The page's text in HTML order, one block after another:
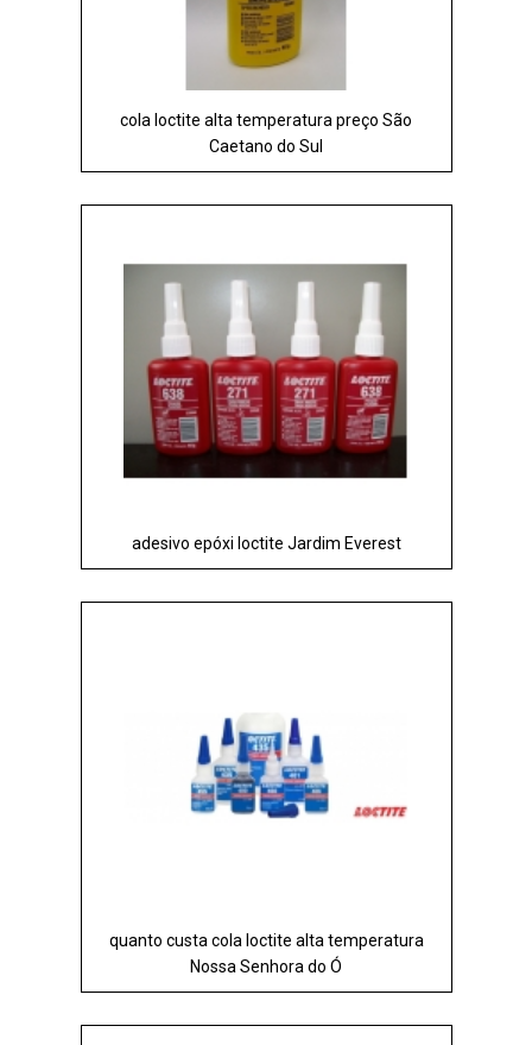
cola loctite alta temperatura preço São
Caetano do Sul
adesivo epóxi loctite Jardim Everest
quanto custa cola loctite alta temperatura
Nossa Senhora do Ó